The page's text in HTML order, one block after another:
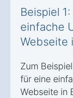
Beispiel
einfache
Webseite
Zum
für eine
Webseite in